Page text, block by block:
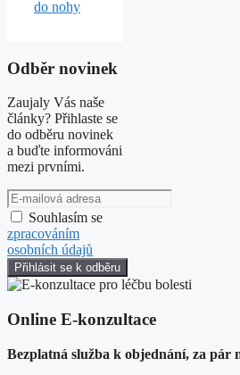
do nohy
Odběr novinek
Zaujaly Vás naše
články? Přihlaste se
do odběru novinek
a buďte informováni
mezi prvními.
Souhlasím se
zpracováním
osobních údajů
Online E-konzultace
Bezplatná služba k objednání, za pár